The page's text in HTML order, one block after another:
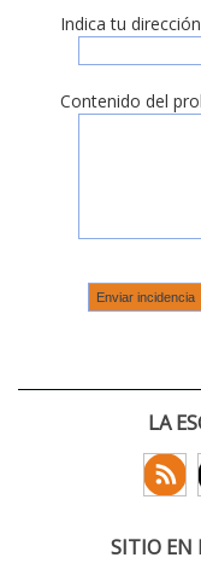
Indica tu
Contenido del
LA
SITIO EN